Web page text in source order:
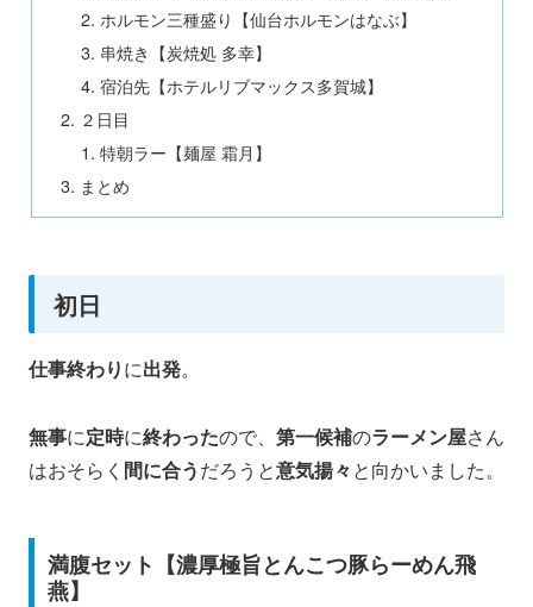
ホルモン三種盛り【仙台ホルモンはなぶ】
串焼き【炭焼処 多幸】
宿泊先【ホテルリブマックス多賀城】
２日目
特朝ラー【麺屋 霜月】
まとめ
初日
仕事終わりに出発。
無事に定時に終わったので、 第一候補のラーメン屋さん
はおそらく 間に合うだろうと意気揚々と向かいました。
満腹セット【濃厚極旨とんこつ豚らーめん飛
燕】